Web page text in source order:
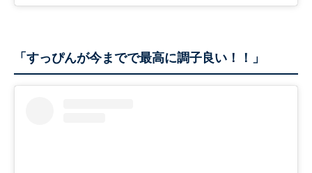
「すっぴんが今までで最高に調子良い！！」